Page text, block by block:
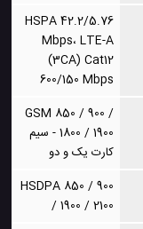
HSPA 42.2/5.76
Mbps، LTE-A
(3CA) Cat12
600/150 Mbps
GSM 850 / 900 /
1800 / 1900 - سیم
کارت یک و دو
HSDPA 850 / 900
/ 1900 / 2100